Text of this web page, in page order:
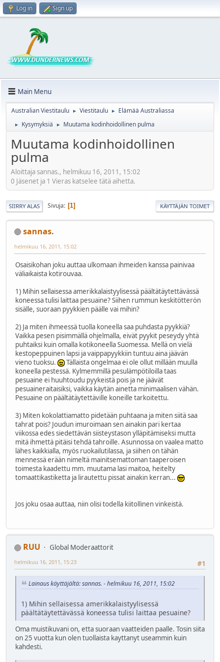
Log in Sign up
Main Menu
Australian Viestitaulu ► Viestitaulu ► Elämää Australiassa
► Kysymyksiä ► Muutama kodinhoidollinen pulma
Muutama kodinhoidollinen
pulma
Aloittaja sannas., helmikuu 16, 2011, 15:02
0 Jäsenet ja 1 Vieras katselee tätä aihetta.
SIIRRY ALAS Sivuja 1 KÄYTTÄJÄN TOIMET
sannas.
helmikuu 16, 2011, 15:02
Osaisikohan joku auttaa ulkomaan ihmeiden kanssa painivaa
väliaikaista kotirouvaa.
1) Mihin sellaisessa amerikkalaistyylisessä päältätäytettävässä
koneessa tulisi laittaa pesuaine? Siihen rummun keskitötterön
sisälle, suoraan pyykkien päälle vai mihin?
2) Ja miten ihmeessä tuolla koneella saa puhdasta pyykkiä?
Vaikka pesen pisimmällä ohjelmalla, eivät pyykit peseydy yhtä
puhtaiksi kuin omalla kotikoneella Suomessa. Mellä on vielä
kestopeppuinen lapsi ja vaippapyykkiin tuntuu aina jäävän
vieno tuoksu.
Tällaista ongelmaa ei ole ollut millään muulla
koneella pestessä. Kylmemmillä pesulämpötiloilla taas
pesuaine ei huuhtoudu pyykeistä pois ja ne jäävät
pesuaineraitaisiksi, vaikka käytän ainetta minimaalisen vähän.
Pesuaine on päältätäytettäville koneille tarkoitettu.
3) Miten kokolattiamatto pidetään puhtaana ja miten siitä saa
tahrat pois? Joudun imuroimaan sen ainakin pari kertaa
viikossa edes siedettävän siisteystason ylläpitämiseksi mutta
mitä ihmettä pitäisi tehdä tahroille. Asunnossa on vaalea matto
lähes kaikkialla, myös ruokailutilassa, ja siihen on tähän
mennessä erään nimeltä mainitsemattoman taaperoisen
toimesta kaadettu mm. muutama lasi maitoa, heitelty
tomaattikastiketta ja lirautettu pissat ainakin kerran...
Jos joku osaa auttaa, niin olisi todella kiitollinen vinkeistä.
RUU
Global Moderaattorit
#1
helmikuu 16, 2011, 15:23
Lainaus käyttäjältä: sannas. - helmikuu 16, 2011, 15:02
1) Mihin sellaisessa amerikkalaistyylisessä
päältätäytettävässä koneessa tulisi laittaa pesuaine?
Oma muistikuvani on, etta suoraan vaatteiden paalle. Tosin siita
on 25 vuotta kun olen tuollaista kayttanyt useammin kuin
kahdesti.